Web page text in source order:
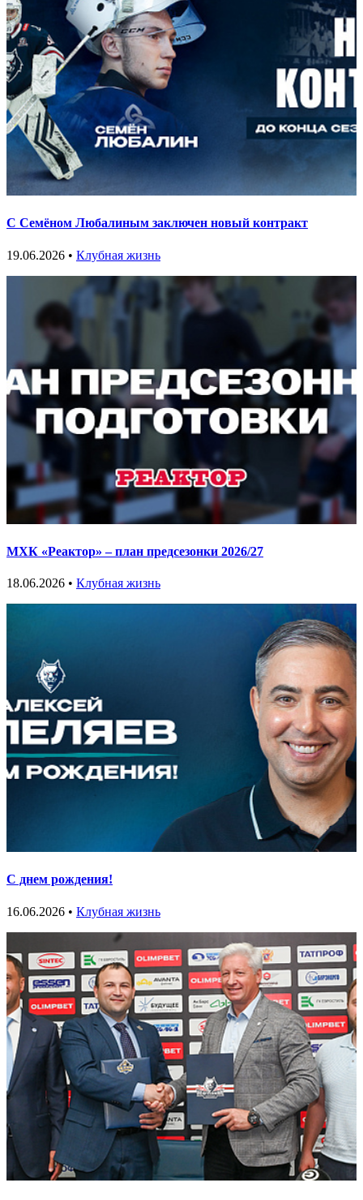
С Семёном Любалиным заключен новый контракт
19.06.2026 • Клубная жизнь
МХК «Реактор» – план предсезонки 2026/27
18.06.2026 • Клубная жизнь
С днем рождения!
16.06.2026 • Клубная жизнь